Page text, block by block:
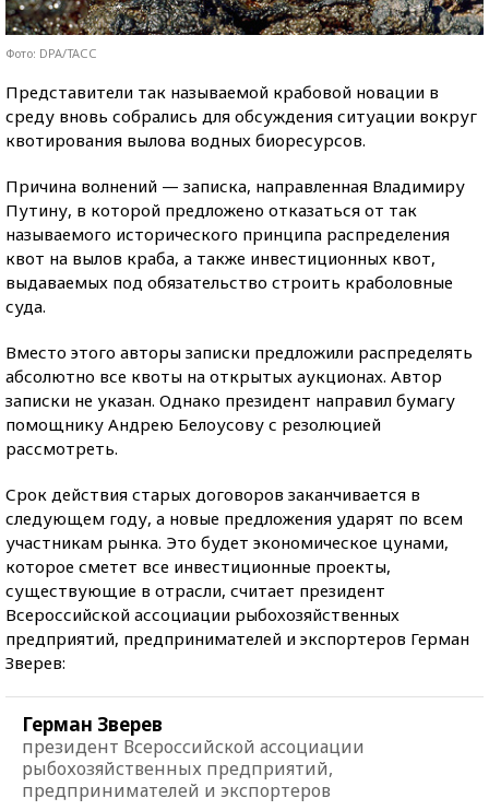
Фото: DPA/ТАСС
Представители так называемой крабовой новации в
среду вновь собрались для обсуждения ситуации вокруг
квотирования вылова водных биоресурсов.
Причина волнений — записка, направленная Владимиру
Путину, в которой предложено отказаться от так
называемого исторического принципа распределения
квот на вылов краба, а также инвестиционных квот,
выдаваемых под обязательство строить краболовные
суда.
Вместо этого авторы записки предложили распределять
абсолютно все квоты на открытых аукционах. Автор
записки не указан. Однако президент направил бумагу
помощнику Андрею Белоусову с резолюцией
рассмотреть.
Срок действия старых договоров заканчивается в
следующем году, а новые предложения ударят по всем
участникам рынка. Это будет экономическое цунами,
которое сметет все инвестиционные проекты,
существующие в отрасли, считает президент
Всероссийской ассоциации рыбохозяйственных
предприятий, предпринимателей и экспортеров Герман
Зверев:
Герман Зверев
президент Всероссийской ассоциации
рыбохозяйственных предприятий,
предпринимателей и экспортеров